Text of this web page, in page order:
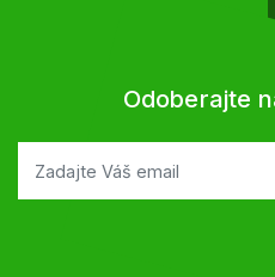
Odoberajte